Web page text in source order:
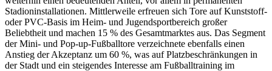
Stadioninstallationen. Mittlerweile erfreuen sich Tore auf Kunststoff-
oder PVC-Basis im Heim- und Jugendsportbereich großer
Beliebtheit und machen 15 % des Gesamtmarktes aus. Das Segment
der Mini- und Pop-up-Fußballtore verzeichnete ebenfalls einen
Anstieg der Akzeptanz um 60 %, was auf Platzbeschränkungen in
der Stadt und ein steigendes Interesse am Fußballtraining im